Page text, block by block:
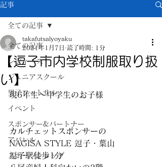
記事
全ての記事
レディース
ジュニアスクール
男子フットサル
イベント
スポンサー&パートナー
アパレル
スポーツショップ
全ての記事
【逗子市内学校制服取り扱
い】
takafutsalyoyaku
2021年1月7日 読了時間: 1分
現6年生〜中学生のお子様
カルチェットスポンサーの
NAGISA STYLE 逗子・葉山
逗子駅徒歩1分